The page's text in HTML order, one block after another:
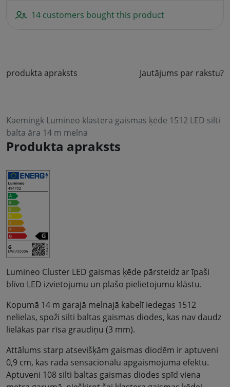
14 customers bought this product
produkta apraksts Jautājums par rakstu?
Kaemingk Lumineo klastera gaismas ķēde 1512 LED silti
balta āra 14 m melna
Produkta apraksts
Lumineo Cluster LED gaismas ķēde pārsteidz ar īpaši
blīvo LED izvietojumu un plašo pielietojumu klāstu.
Kopumā 14 m garajā melnajā kabelī iedegas 1512
nelielas, spoži silti baltas gaismas diodes, kas nav daudz
lielākas par rīsa graudiņu (3 mm).
Attālums starp atsevišķām gaismas diodēm ir aptuveni
0,9 cm, kas rada sensacionālu apgaismojuma efektu.
Aptuveni 108 silti baltas gaismas diodes spīd viena